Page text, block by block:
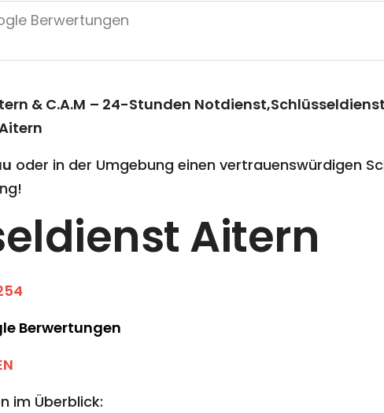
& C.A.M – 24-Stunden
oder in der Umgebung einen vertrauenswürdigen
Aitern
Berwertungen
im Überblick: